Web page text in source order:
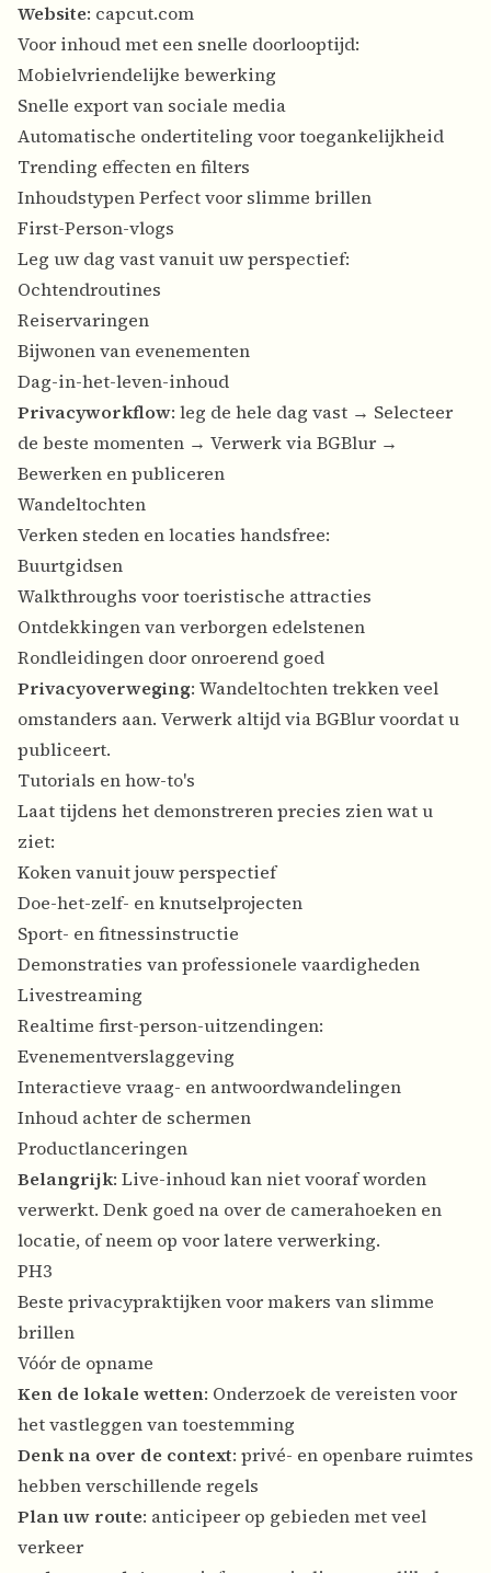
Website: capcut.com
Voor inhoud met een snelle doorlooptijd:
Mobielvriendelijke bewerking
Snelle export van sociale media
Automatische ondertiteling voor toegankelijkheid
Trending effecten en filters
Inhoudstypen Perfect voor slimme brillen
First-Person-vlogs
Leg uw dag vast vanuit uw perspectief:
Ochtendroutines
Reiservaringen
Bijwonen van evenementen
Dag-in-het-leven-inhoud
Privacyworkflow: leg de hele dag vast → Selecteer
de beste momenten → Verwerk via BGBlur →
Bewerken en publiceren
Wandeltochten
Verken steden en locaties handsfree:
Buurtgidsen
Walkthroughs voor toeristische attracties
Ontdekkingen van verborgen edelstenen
Rondleidingen door onroerend goed
Privacyoverweging: Wandeltochten trekken veel
omstanders aan. Verwerk altijd via BGBlur voordat u
publiceert.
Tutorials en how-to's
Laat tijdens het demonstreren precies zien wat u
ziet:
Koken vanuit jouw perspectief
Doe-het-zelf- en knutselprojecten
Sport- en fitnessinstructie
Demonstraties van professionele vaardigheden
Livestreaming
Realtime first-person-uitzendingen:
Evenementverslaggeving
Interactieve vraag- en antwoordwandelingen
Inhoud achter de schermen
Productlanceringen
Belangrijk: Live-inhoud kan niet vooraf worden
verwerkt. Denk goed na over de camerahoeken en
locatie, of neem op voor latere verwerking.
PH3
Beste privacypraktijken voor makers van slimme
brillen
Vóór de opname
Ken de lokale wetten: Onderzoek de vereisten voor
het vastleggen van toestemming
Denk na over de context: privé- en openbare ruimtes
hebben verschillende regels
Plan uw route: anticipeer op gebieden met veel
verkeer